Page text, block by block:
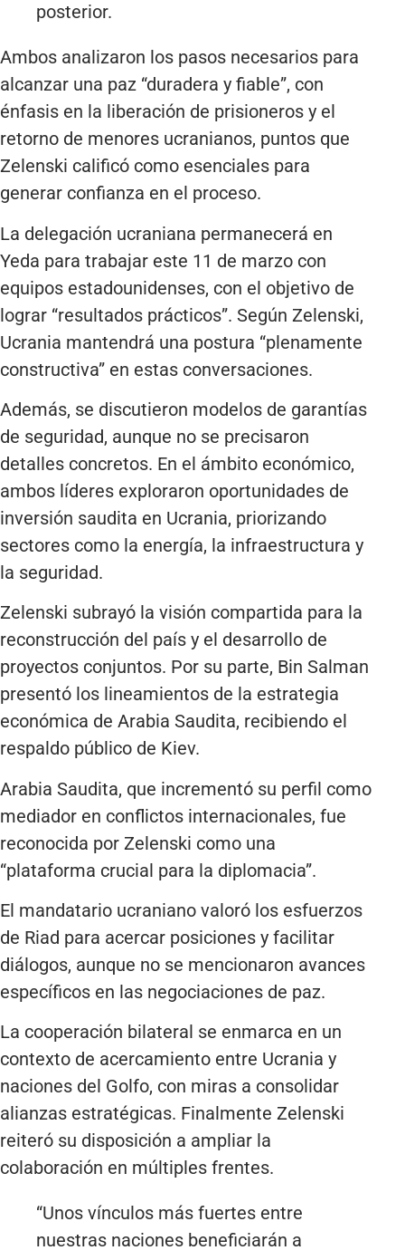
posterior.
Ambos analizaron los pasos necesarios para
alcanzar una paz “duradera y fiable”, con
énfasis en la liberación de prisioneros y el
retorno de menores ucranianos, puntos que
Zelenski calificó como esenciales para
generar confianza en el proceso.
La delegación ucraniana permanecerá en
Yeda para trabajar este 11 de marzo con
equipos estadounidenses, con el objetivo de
lograr “resultados prácticos”. Según Zelenski,
Ucrania mantendrá una postura “plenamente
constructiva” en estas conversaciones.
Además, se discutieron modelos de garantías
de seguridad, aunque no se precisaron
detalles concretos. En el ámbito económico,
ambos líderes exploraron oportunidades de
inversión saudita en Ucrania, priorizando
sectores como la energía, la infraestructura y
la seguridad.
Zelenski subrayó la visión compartida para la
reconstrucción del país y el desarrollo de
proyectos conjuntos. Por su parte, Bin Salman
presentó los lineamientos de la estrategia
económica de Arabia Saudita, recibiendo el
respaldo público de Kiev.
Arabia Saudita, que incrementó su perfil como
mediador en conflictos internacionales, fue
reconocida por Zelenski como una
“plataforma crucial para la diplomacia”.
El mandatario ucraniano valoró los esfuerzos
de Riad para acercar posiciones y facilitar
diálogos, aunque no se mencionaron avances
específicos en las negociaciones de paz.
La cooperación bilateral se enmarca en un
contexto de acercamiento entre Ucrania y
naciones del Golfo, con miras a consolidar
alianzas estratégicas. Finalmente Zelenski
reiteró su disposición a ampliar la
colaboración en múltiples frentes.
“Unos vínculos más fuertes entre
nuestras naciones beneficiarán a